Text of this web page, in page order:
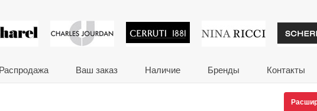
и
Распродажа Ваш заказ Наличие Бренды Контакты